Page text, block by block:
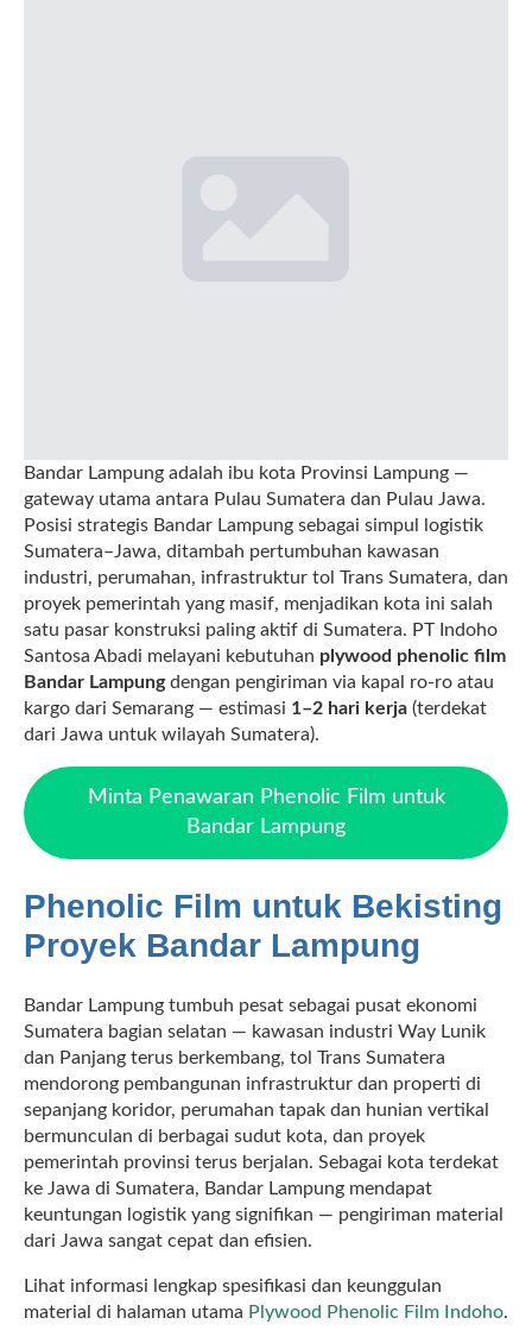
Bandar Lampung adalah ibu kota Provinsi Lampung —
gateway utama antara Pulau Sumatera dan Pulau Jawa.
Posisi strategis Bandar Lampung sebagai simpul logistik
Sumatera–Jawa, ditambah pertumbuhan kawasan
industri, perumahan, infrastruktur tol Trans Sumatera, dan
proyek pemerintah yang masif, menjadikan kota ini salah
satu pasar konstruksi paling aktif di Sumatera. PT Indoho
Santosa Abadi melayani kebutuhan plywood phenolic film
Bandar Lampungdengan pengiriman via kapal ro-ro atau
kargo dari Semarang — estimasi 1–2 hari kerja (terdekat
dari Jawa untuk wilayah Sumatera).
Minta Penawaran Phenolic Film untuk
Bandar Lampung
Phenolic Film untuk Bekisting
Proyek Bandar Lampung
Bandar Lampung tumbuh pesat sebagai pusat ekonomi
Sumatera bagian selatan — kawasan industri Way Lunik
dan Panjang terus berkembang, tol Trans Sumatera
mendorong pembangunan infrastruktur dan properti di
sepanjang koridor, perumahan tapak dan hunian vertikal
bermunculan di berbagai sudut kota, dan proyek
pemerintah provinsi terus berjalan. Sebagai kota terdekat
ke Jawa di Sumatera, Bandar Lampung mendapat
keuntungan logistik yang signifikan — pengiriman material
dari Jawa sangat cepat dan efisien.
Lihat informasi lengkap spesifikasi dan keunggulan
material di halaman utama Plywood Phenolic Film Indoho.